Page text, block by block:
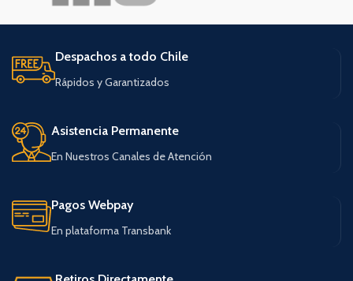
Despachos a todo Chile
Rápidos y Garantizados
Asistencia Permanente
En Nuestros Canales de Atención
Pagos Webpay
En plataforma Transbank